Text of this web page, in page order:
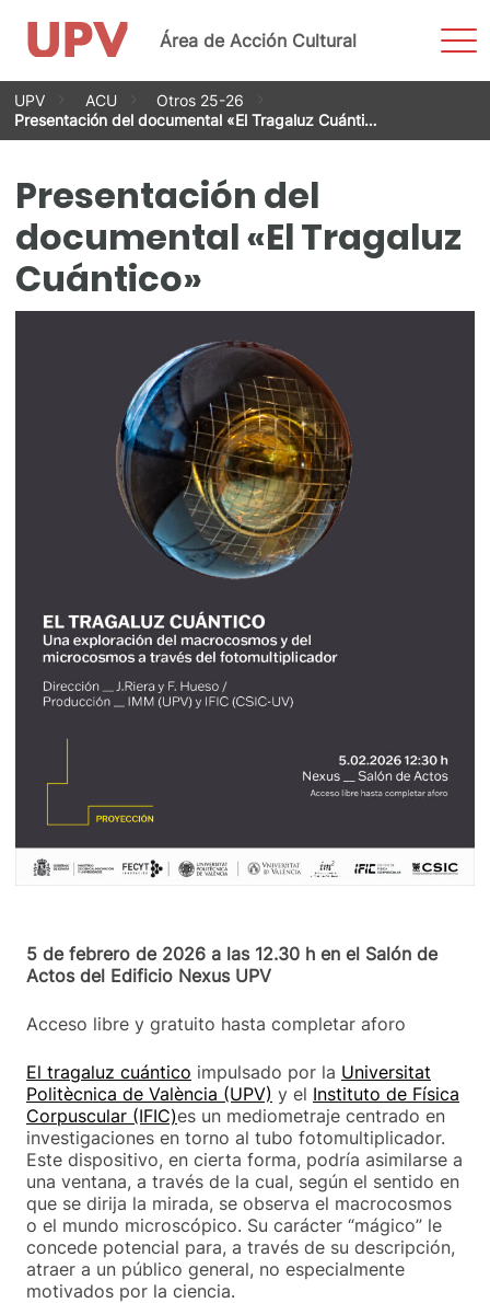
Saltar
contenido
Área de Acción Cultural
UPV ACU
Otros 25-26
Presentación del documental «El Tragaluz Cuánti…
Presentación del
documental «El Tragaluz
Cuántico»
5 de febrero de 2026 a las 12.30 h en el Salón de
Actos del Edificio Nexus UPV
Acceso libre y gratuito hasta completar aforo
El tragaluz cuántico impulsado por la Universitat
Politècnica de València (UPV) y el Instituto de Física
Corpuscular (IFIC)es un mediometraje centrado en
investigaciones en torno al tubo fotomultiplicador.
Este dispositivo, en cierta forma, podría asimilarse a
una ventana, a través de la cual, según el sentido en
que se dirija la mirada, se observa el macrocosmos
o el mundo microscópico. Su carácter “mágico” le
concede potencial para, a través de su descripción,
atraer a un público general, no especialmente
motivados por la ciencia.